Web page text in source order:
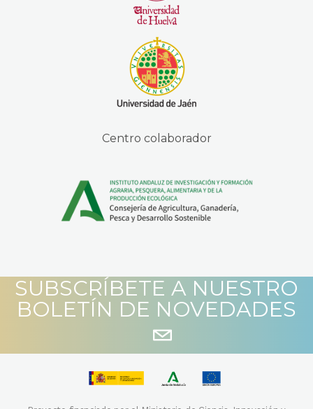
Centro colaborador
SUBSCRÍBETE A NUESTRO
BOLETÍN DE NOVEDADES